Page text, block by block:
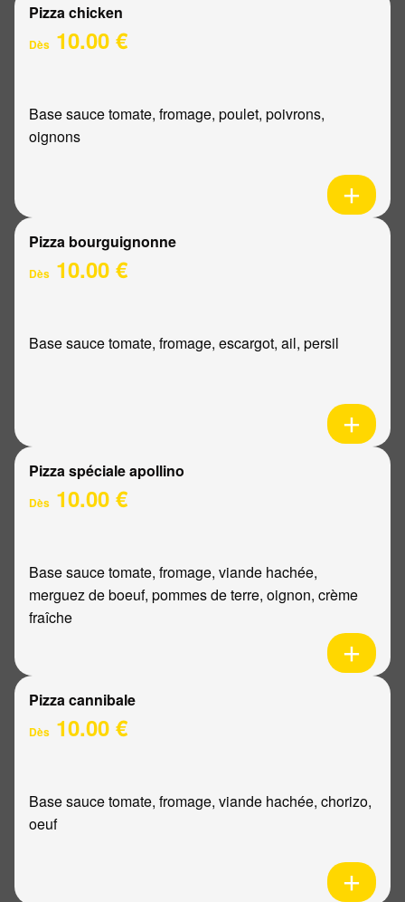
Pizza chicken
Dès 10.00 €
Base sauce tomate, fromage, poulet, poivrons,
oignons
Pizza bourguignonne
Dès 10.00 €
Base sauce tomate, fromage, escargot, ail, persil
Pizza spéciale apollino
Dès 10.00 €
Base sauce tomate, fromage, viande hachée,
merguez de boeuf, pommes de terre, oignon, crème
fraîche
Pizza cannibale
Dès 10.00 €
Base sauce tomate, fromage, viande hachée, chorizo,
oeuf